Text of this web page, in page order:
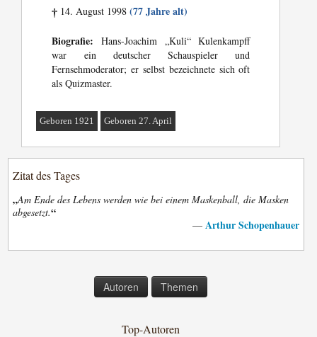
† 14. August 1998(77 Jahre alt)
Biografie: Hans-Joachim „Kuli“ Kulenkampff
war ein deutscher Schauspieler und
Fernsehmoderator; er selbst bezeichnete sich oft
als Quizmaster.
Geboren 1921 Geboren 27. April
Zitat des Tages
„Am Ende des Lebens werden wie bei einem Maskenball, die Masken
abgesetzt.“
— Arthur Schopenhauer
Autoren Themen
Top-Autoren